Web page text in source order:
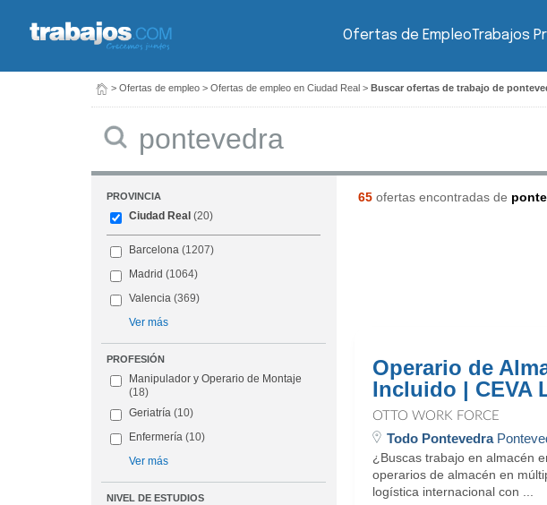
Ofertas de EmpleoTrabajos
> Ofertas de empleo > Ofertas de empleo en Ciudad Real > Buscar ofertas de trabajo de
PROVINCIA
Ciudad Real (20)
Barcelona (1207)
Madrid (1064)
Valencia (369)
Ver más
PROFESIÓN
Manipulador y Operario de Montaje
(18)
Geriatría (10)
Enfermería (10)
Ver más
NIVEL DE ESTUDIOS
65ofertas encontradas de
Operario de
Incluido | CEVA
OTTO WORK FORCE
Todo Pontevedra
¿Buscas trabajo en almacén
operarios de almacén en
logística internacional con ...